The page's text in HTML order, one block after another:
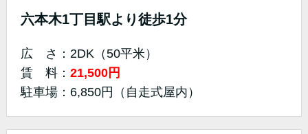
六本木1丁目駅より徒歩1分
広 さ：2DK（50平米）
賃 料： 21,500円
駐車場：6,850円（自走式屋内）